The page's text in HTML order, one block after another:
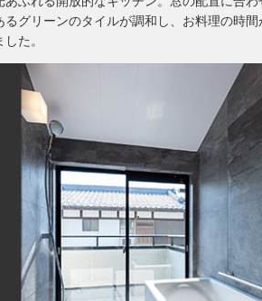
るグリーンのタイルが調和し、お料理の時
た。